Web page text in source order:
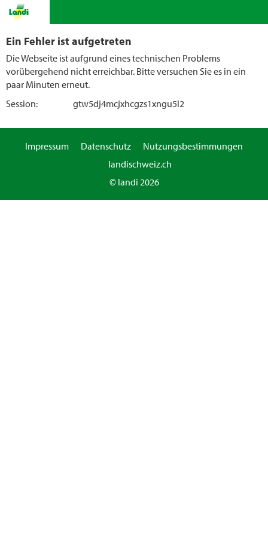
Ein Fehler ist aufgetreten
Die Webseite ist aufgrund eines technischen Problems
vorübergehend nicht erreichbar. Bitte versuchen Sie es in ein
paar Minuten erneut.
Session:
gtw5dj4mcjxhcgzs1xngu5l2
Impressum Datenschutz
Nutzungsbestimmungen
landischweiz.ch
© landi 2026